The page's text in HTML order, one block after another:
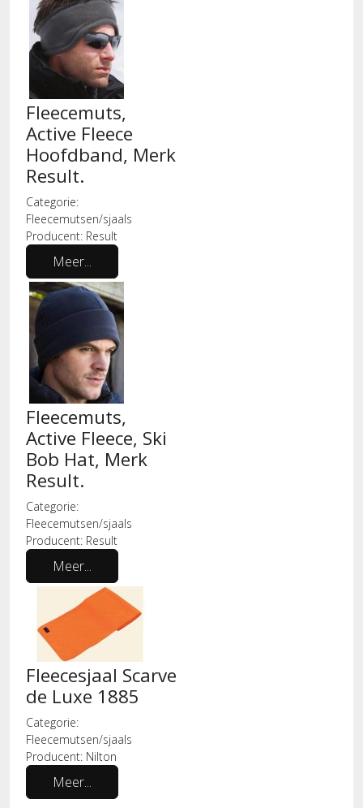
Fleecemuts,
Active Fleece
Hoofdband, Merk
Result.
Categorie:
Fleecemutsen/sjaals
Producent: Result
Meer...
Fleecemuts,
Active Fleece, Ski
Bob Hat, Merk
Result.
Categorie:
Fleecemutsen/sjaals
Producent: Result
Meer...
Fleecesjaal Scarve
de Luxe 1885
Categorie:
Fleecemutsen/sjaals
Producent: Nilton
Meer...